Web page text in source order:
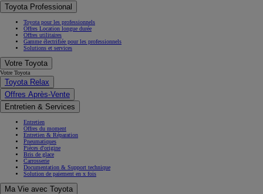
Toyota Professional
Toyota pour les professionnels
Offres Location longue durée
Offres utilitaires
Gamme électrifiée pour les professionnels
Solutions et services
Votre Toyota
Votre Toyota
Toyota Relax
Offres Après-Vente
Entretien & Services
Entretien
Offres du moment
Entretien & Réparation
Pneumatiques
Pièces d'origine
Bris de glace
Carrosserie
Documentation & Support technique
Solution de paiement en x fois
Ma Vie avec Toyota